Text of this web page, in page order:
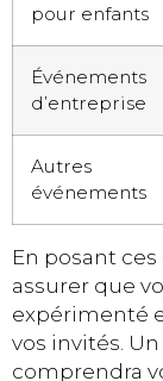
pour enfants
Événements
d’entreprise
Autres
événements
En posant
assurer que
expérimenté
vos invités.
comprendra